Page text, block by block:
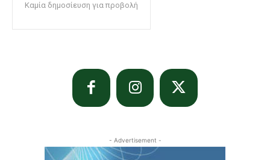
Καμία δημοσίευση για προβολή
- Advertisement -